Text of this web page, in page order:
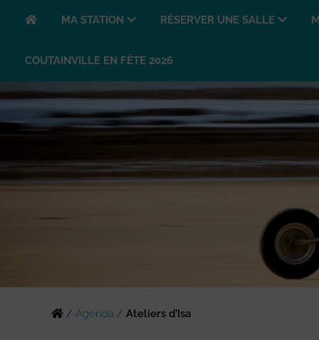
MA STATION RÉSERVER UNE SALLE
COUTAINVILLE EN FÊTE 2026
/ Agenda / Ateliers d’Isa